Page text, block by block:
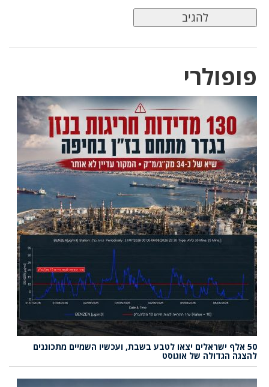
פופולרי
50 אלף ישראלים יצאו לטבע בשבת, ועכשיו השמיים מתכוננים
להצגה הגדולה של אוגוסט